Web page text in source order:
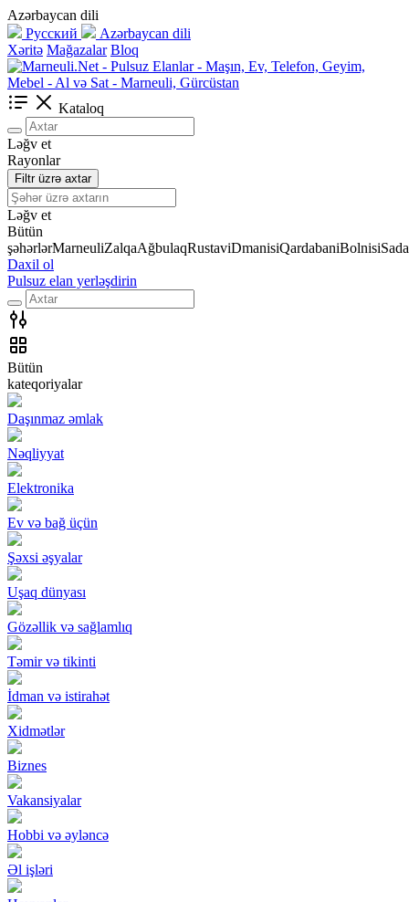
Azərbaycan dili
Русский
Azərbaycan dili
Xəritə Mağazalar Bloq
Kataloq
Ləğv et
Rayonlar
Filtr üzrə axtar
Ləğv et
Bütün
şəhərlərMarneuliZalqaAğbulaqRustaviDmanisiQardabaniBolnisi
Daxil ol
Pulsuz elan yerləşdirin
Bütün
kateqoriyalar
Daşınmaz əmlak
Nəqliyyat
Elektronika
Ev və bağ üçün
Şəxsi əşyalar
Uşaq dünyası
Gözəllik və sağlamlıq
Təmir və tikinti
İdman və istirahət
Xidmətlər
Biznes
Vakansiyalar
Hobbi və əyləncə
Əl işləri